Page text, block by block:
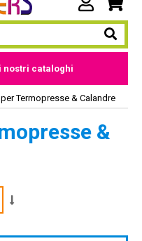
nostri cataloghi
Termopresse & Calandre
&